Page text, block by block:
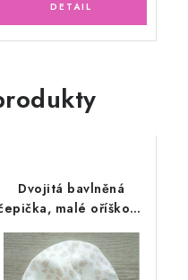
Dvojitá bavlněná
malé oříškové
květy